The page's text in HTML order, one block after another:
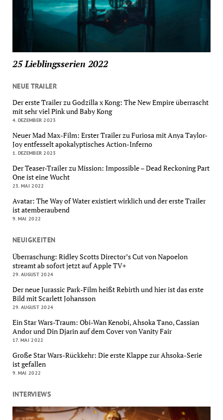
25 Lieblingsserien 2022
NEUE TRAILER
Der erste Trailer zu Godzilla x Kong: The New Empire überrascht
mit sehr viel Pink und Baby Kong
4. DEZEMBER 2023
Neuer Mad Max-Film: Erster Trailer zu Furiosa mit Anya Taylor-
Joy entfesselt apokalyptisches Action-Inferno
1. DEZEMBER 2023
Der Teaser-Trailer zu Mission: Impossible – Dead Reckoning Part
One ist eine Wucht
23. MAI 2022
Avatar: The Way of Water existiert wirklich und der erste Trailer
ist atemberaubend
9. MAI 2022
NEUIGKEITEN
Überraschung: Ridley Scotts Director’s Cut von Napoelon
streamt ab sofort jetzt auf Apple TV+
29. AUGUST 2024
Der neue Jurassic Park-Film heißt Rebirth und hier ist das erste
Bild mit Scarlett Johansson
29. AUGUST 2024
Ein Star Wars-Traum: Obi-Wan Kenobi, Ahsoka Tano, Cassian
Andor und Din Djarin auf dem Cover von Vanity Fair
17. MAI 2022
Große Star Wars-Rückkehr: Die erste Klappe zur Ahsoka-Serie
ist gefallen
9. MAI 2022
INTERVIEWS